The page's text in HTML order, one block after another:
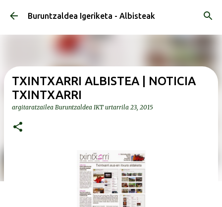
Saltatu eta joan eduki nagusira
Buruntzaldea Igeriketa - Albisteak
TXINTXARRI ALBISTEA | NOTICIA
TXINTXARRI
argitaratzailea Buruntzaldea IKT urtarrila 23, 2015